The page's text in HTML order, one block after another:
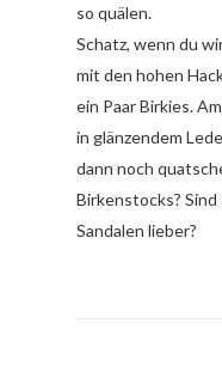
so quälen.
Schatz, wenn du
mit den hohen
ein Paar Birkies.
in glänzendem
dann noch
Birkenstocks?
Sandalen lieber?